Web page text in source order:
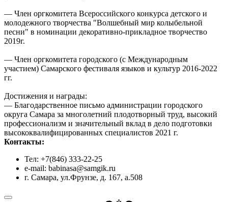
— Член оргкомитета Всероссийского конкурса детского и
молодежного творчества "Волшебный мир колыбельной
песни" в номинации декоративно-прикладное творчество
2019г.
— Член оргкомитета городского (с Международным
участием) Самарского фестиваля языков и культур 2016-2022
гг.
Достижения и награды:
— Благодарственное письмо администрации городского
округа Самара за многолетний плодотворный труд, высокий
профессионализм и значительный вклад в дело подготовки
высококвалифицированных специалистов 2021 г.
Контакты:
Тел: +7(846) 333-22-25
e-mail: babinasa@samgik.ru
г. Самара, ул.Фрунзе, д. 167, а.508